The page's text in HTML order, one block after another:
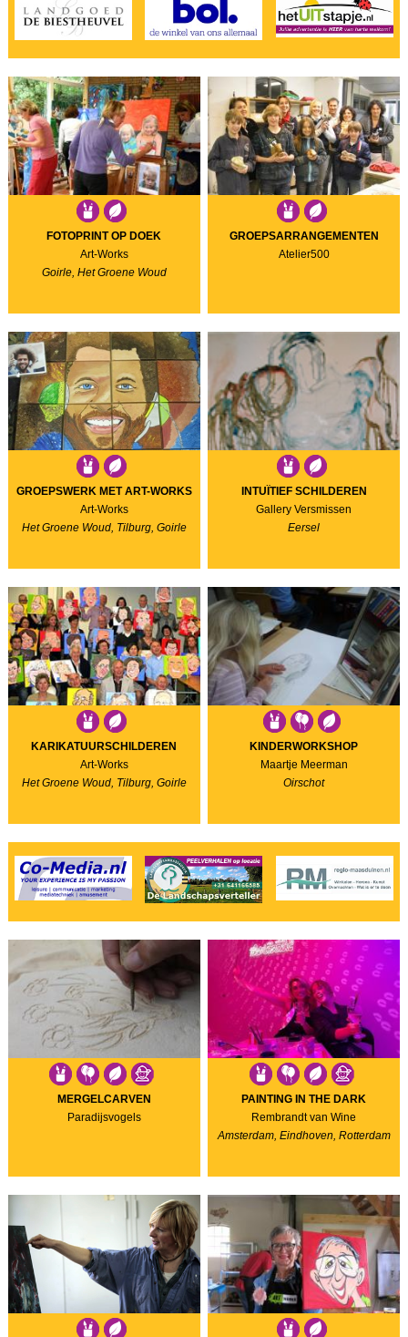
FOTOPRINT OP DOEK
Art-Works
Goirle, Het Groene Woud
GROEPSARRANGEMENTEN
Atelier500
GROEPSWERK MET ART-WORKS
Art-Works
Het Groene Woud, Tilburg, Goirle
INTUÏTIEF SCHILDEREN
Gallery Versmissen
Eersel
KARIKATUURSCHILDEREN
Art-Works
Het Groene Woud, Tilburg, Goirle
KINDERWORKSHOP
Maartje Meerman
Oirschot
MERGELCARVEN
Paradijsvogels
PAINTING IN THE DARK
Rembrandt van Wine
Amsterdam, Eindhoven, Rotterdam